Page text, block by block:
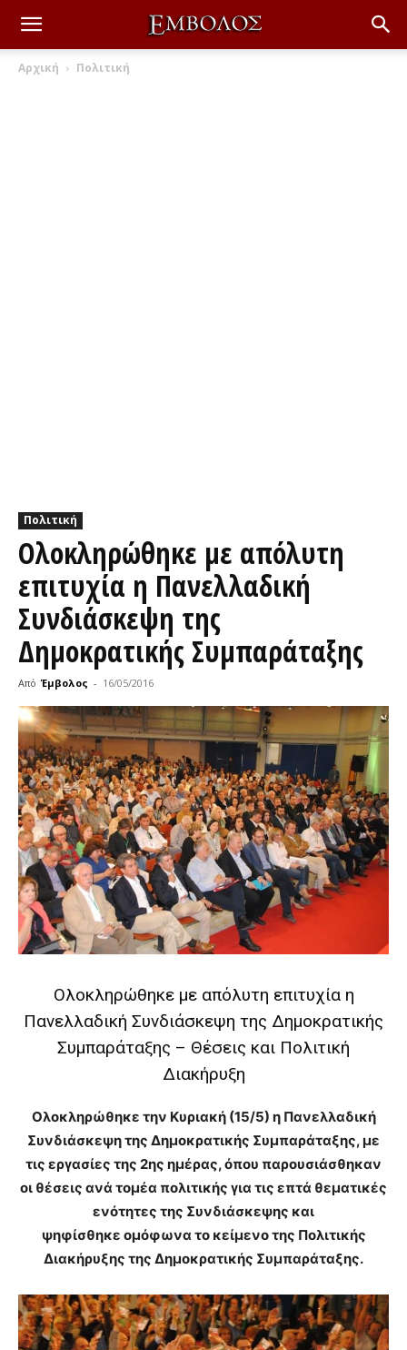
Αρχική Πολιτική
Πολιτική
Ολοκληρώθηκε με απόλυτη
επιτυχία η Πανελλαδική
Συνδιάσκεψη της
Δημοκρατικής Συμπαράταξης
Από Έμβολος - 16/05/2016
Ολοκληρώθηκε με απόλυτη επιτυχία η
Πανελλαδική Συνδιάσκεψη της Δημοκρατικής
Συμπαράταξης – Θέσεις και Πολιτική
Διακήρυξη
Ολοκληρώθηκε την Κυριακή (15/5) η Πανελλαδική
Συνδιάσκεψη της Δημοκρατικής Συμπαράταξης, με
τις εργασίες της 2ης ημέρας, όπου παρουσιάσθηκαν
οι θέσεις ανά τομέα πολιτικής για τις επτά θεματικές
ενότητες της Συνδιάσκεψης και
ψηφίσθηκε ομόφωνα το κείμενο της Πολιτικής
Διακήρυξης της Δημοκρατικής Συμπαράταξης.